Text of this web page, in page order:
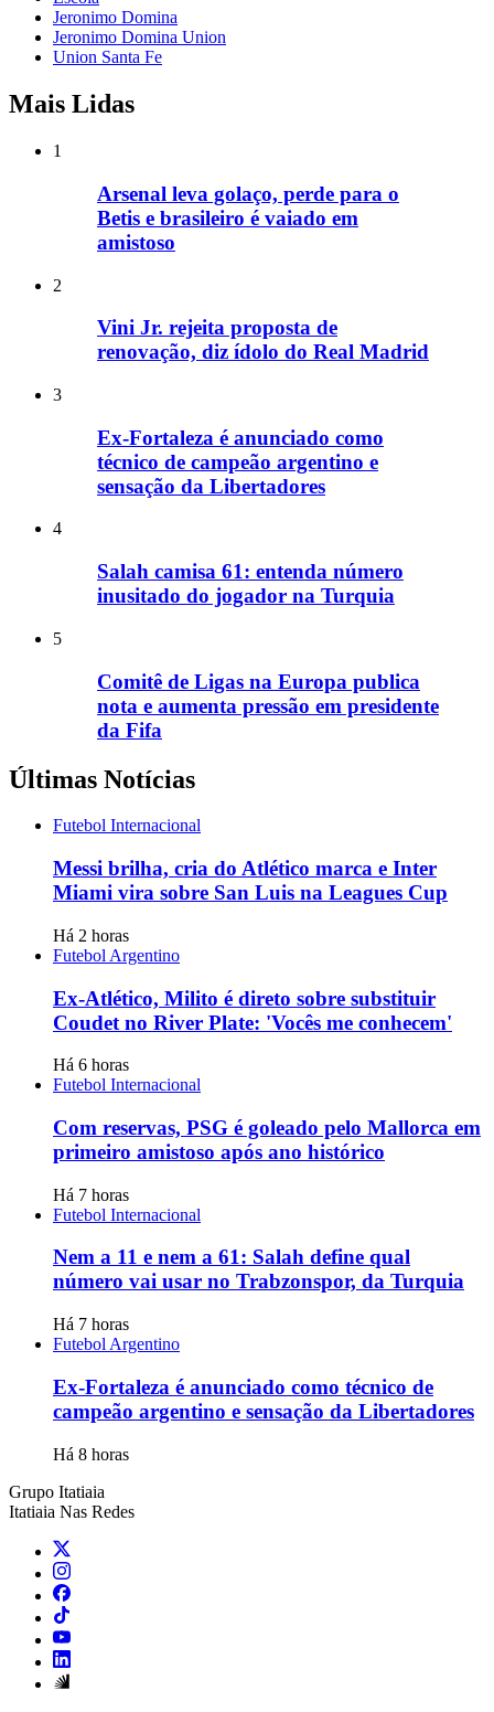
Jeronimo Domina
Jeronimo Domina Union
Union Santa Fe
Mais Lidas
1
Arsenal leva golaço, perde para o
Betis e brasileiro é vaiado em
amistoso
2
Vini Jr. rejeita proposta de
renovação, diz ídolo do Real Madrid
3
Ex-Fortaleza é anunciado como
técnico de campeão argentino e
sensação da Libertadores
4
Salah camisa 61: entenda número
inusitado do jogador na Turquia
5
Comitê de Ligas na Europa publica
nota e aumenta pressão em presidente
da Fifa
Últimas Notícias
Futebol Internacional
Messi brilha, cria do Atlético marca e Inter
Miami vira sobre San Luis na Leagues Cup
Há 2 horas
Futebol Argentino
Ex-Atlético, Milito é direto sobre substituir
Coudet no River Plate: 'Vocês me conhecem'
Há 6 horas
Futebol Internacional
Com reservas, PSG é goleado pelo Mallorca em
primeiro amistoso após ano histórico
Há 7 horas
Futebol Internacional
Nem a 11 e nem a 61: Salah define qual
número vai usar no Trabzonspor, da Turquia
Há 7 horas
Futebol Argentino
Ex-Fortaleza é anunciado como técnico de
campeão argentino e sensação da Libertadores
Há 8 horas
Grupo Itatiaia
Itatiaia Nas Redes